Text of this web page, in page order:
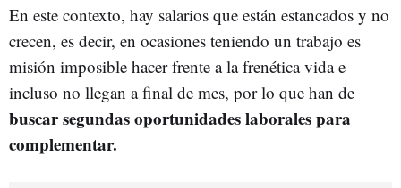
En este contexto, hay salarios que están estancados y no
crecen, es decir, en ocasiones teniendo un trabajo es
misión imposible hacer frente a la frenética vida e
incluso no llegan a final de mes, por lo que han de
buscar segundas oportunidades laborales para
complementar.